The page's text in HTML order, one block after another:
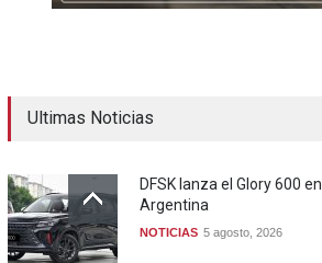
Ultimas Noticias
DFSK lanza el Glory 600 en
Argentina
NOTICIAS 5 agosto, 2026